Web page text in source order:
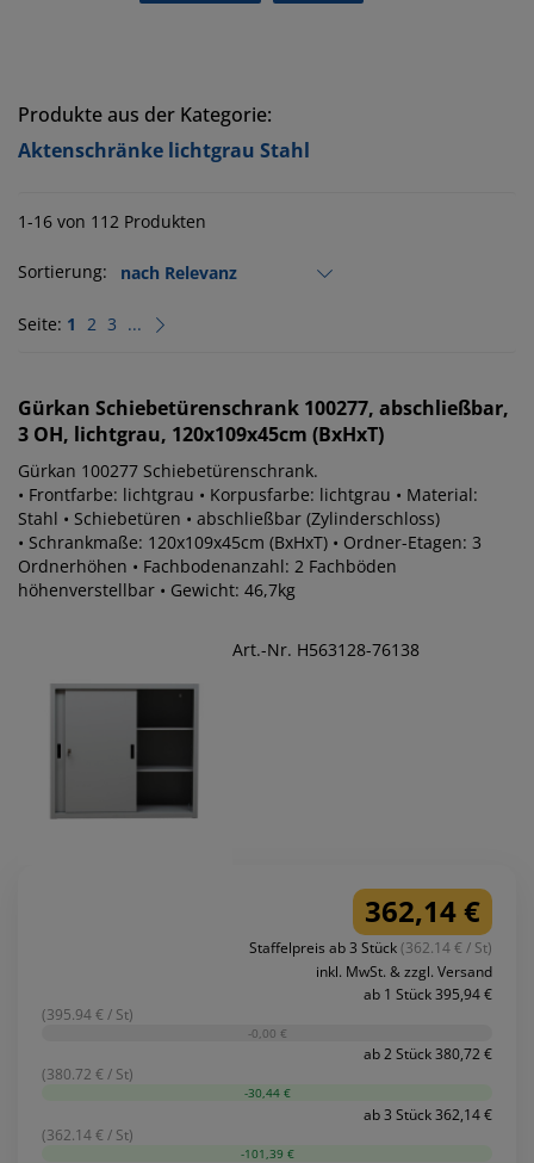
Produkte aus der Kategorie:
Aktenschränke lichtgrau Stahl
1-16 von 112 Produkten
Sortierung:
Seite: 1 2 3 ...
Gürkan Schiebetürenschrank 100277, abschließbar,
3 OH, lichtgrau, 120x109x45cm (BxHxT)
Gürkan 100277 Schiebetürenschrank.
• Frontfarbe: lichtgrau • Korpusfarbe: lichtgrau • Material:
Stahl • Schiebetüren • abschließbar (Zylinderschloss)
• Schrankmaße: 120x109x45cm (BxHxT) • Ordner-Etagen: 3
Ordnerhöhen • Fachbodenanzahl: 2 Fachböden
höhenverstellbar • Gewicht: 46,7kg
Art.-Nr. H563128-76138
362,14 €
Staffelpreis ab 3 Stück(362.14 € / St)
inkl. MwSt. & zzgl. Versand
ab 1 Stück 395,94 €
(395.94 € / St)
-0,00 €
ab 2 Stück 380,72 €
(380.72 € / St)
-30,44 €
ab 3 Stück 362,14 €
(362.14 € / St)
-101,39 €